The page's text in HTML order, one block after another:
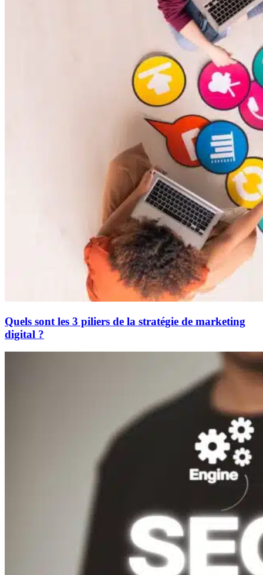
Quels sont les 3 piliers de la stratégie de marketing
digital ?